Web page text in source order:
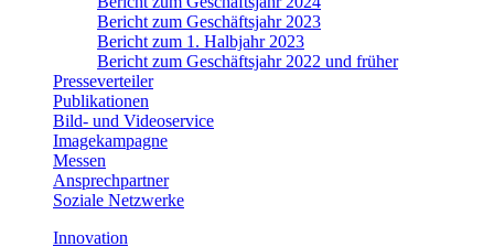
Bericht zum Geschäftsjahr 2023
Bericht zum 1. Halbjahr 2023
Bericht zum Geschäftsjahr 2022 und früher
Presseverteiler
Publikationen
Bild- und Videoservice
Imagekampagne
Messen
Ansprechpartner
Soziale Netzwerke
Innovation